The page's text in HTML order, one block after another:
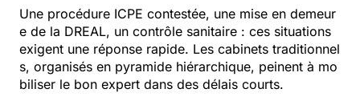
Une procédure ICPE contestée, une mise en demeur
e de la DREAL, un contrôle sanitaire : ces situations
exigent une réponse rapide. Les cabinets traditionnel
s, organisés en pyramide hiérarchique, peinent à mo
biliser le bon expert dans des délais courts.